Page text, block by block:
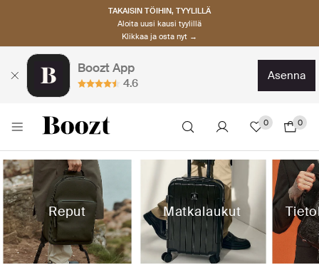
TAKAISIN TÖIHIN, TYYLILLÄ
Aloita uusi kausi tyylillä
Klikkaa ja osta nyt →
Boozt App
4.6
asenna
0 0
Reput Matkalaukut